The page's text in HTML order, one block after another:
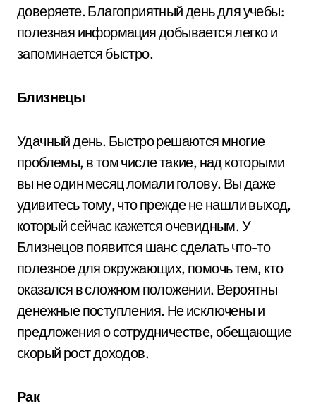
доверяете. Благоприятный день для учебы:
полезная информация добывается легко и
запоминается быстро.
Близнецы
Удачный день. Быстро решаются многие
проблемы, в том числе такие, над которыми
вы не один месяц ломали голову. Вы даже
удивитесь тому, что прежде не нашли выход,
который сейчас кажется очевидным. У
Близнецов появится шанс сделать что-то
полезное для окружающих, помочь тем, кто
оказался в сложном положении. Вероятны
денежные поступления. Не исключены и
предложения о сотрудничестве, обещающие
скорый рост доходов.
Рак